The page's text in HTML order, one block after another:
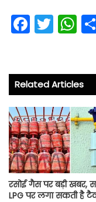
Fa
ce
o
ok
T
wi
er
W
ha
A
p
p
Related Articles
रसोई गैस पर बड़ी खबर,
LPG पर लगा सकती है